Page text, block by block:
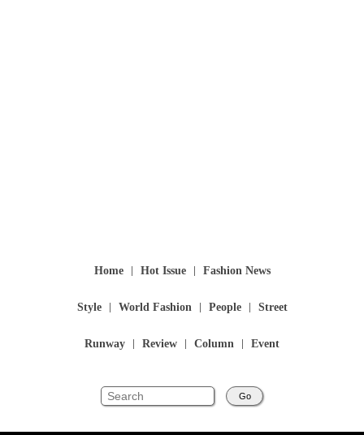
Home Hot Issue Fashion News
Style World Fashion People Street
Runway Review Column Event
Go